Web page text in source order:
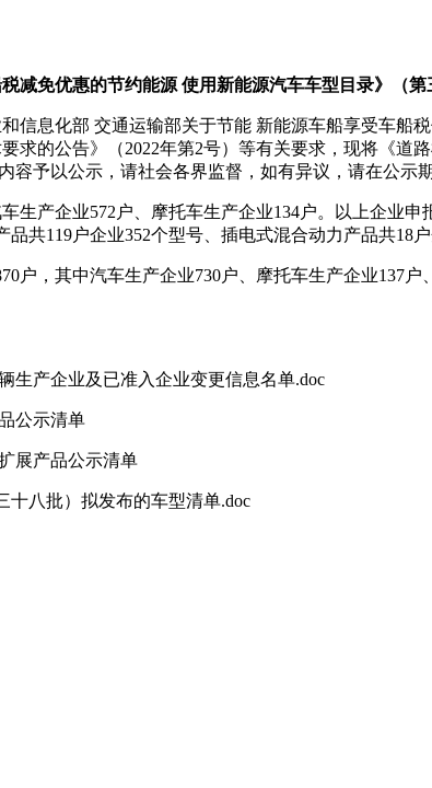
减免优惠的节约能源 使用新能源汽车车型目录》（
信息化部 交通运输部关于节能 新能源车船享受车船
求的公告》（2022年第2号）等有关要求，现将《道
予以公示，请社会各界监督，如有异议，请在公示
产企业572户、摩托车生产企业134户。以上企业
共119户企业352个型号、插电式混合动力产品共18
，其中汽车生产企业730户、摩托车生产企业137
生产企业及已准入企业变更信息名单.doc
公示清单
展产品公示清单
十八批）拟发布的车型清单.doc